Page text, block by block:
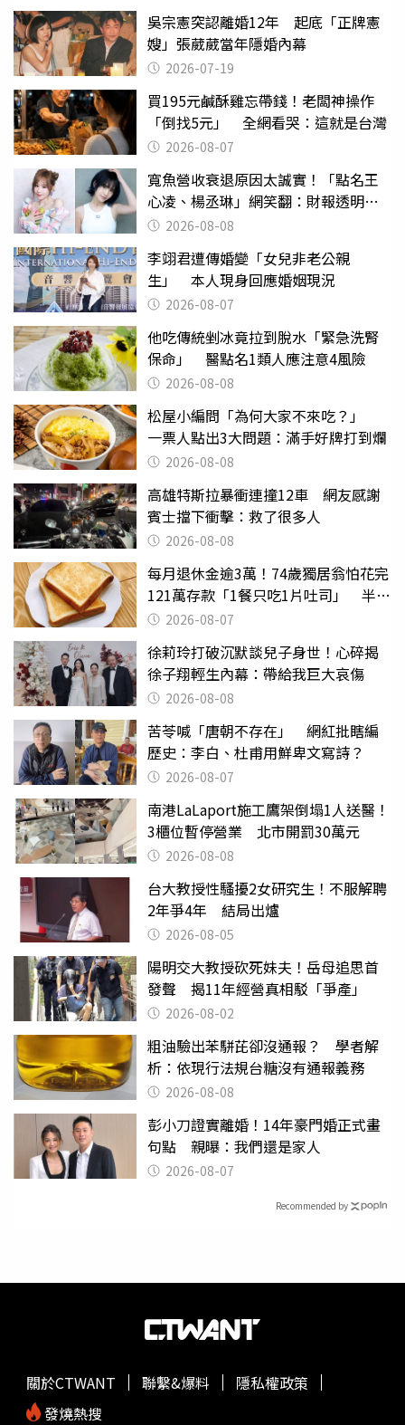
吳宗憲突認離婚12年 起底「正牌憲
嫂」張葳葳當年隱婚內幕
2026-07-19
買195元鹹酥雞忘帶錢！老闆神操作
「倒找5元」 全網看哭：這就是台灣
2026-08-07
寬魚營收衰退原因太誠實！「點名王
心凌、楊丞琳」網笑翻：財報透明度
滿分2026-08-08
李翊君遭傳婚變「女兒非老公親
生」 本人現身回應婚姻現況
2026-08-07
他吃傳統剉冰竟拉到脫水「緊急洗腎
保命」 醫點名1類人應注意4風險
2026-08-08
松屋小編問「為何大家不來吃？」
一票人點出3大問題：滿手好牌打到爛
2026-08-08
高雄特斯拉暴衝連撞12車 網友感謝
賓士擋下衝擊：救了很多人
2026-08-08
每月退休金逾3萬！74歲獨居翁怕花完
121萬存款「1餐只吃1片吐司」 半年
後暴瘦嚇壞女兒
2026-08-07
徐莉玲打破沉默談兒子身世！心碎揭
徐子翔輕生內幕：帶給我巨大哀傷
2026-08-08
苦苓喊「唐朝不存在」 網紅批瞎編
歷史：李白、杜甫用鮮卑文寫詩？
2026-08-07
南港LaLaport施工鷹架倒塌1人送醫！
3櫃位暫停營業 北市開罰30萬元
2026-08-08
台大教授性騷擾2女研究生！不服解聘
2年爭4年 結局出爐
2026-08-05
陽明交大教授砍死妹夫！岳母追思首
發聲 揭11年經營真相駁「爭產」
2026-08-02
粗油驗出苯駢芘卻沒通報？ 學者解
析：依現行法規台糖沒有通報義務
2026-08-08
彭小刀證實離婚！14年豪門婚正式畫
句點 親曝：我們還是家人
2026-08-07
Recommended by
關於CTWANT 聯繫&爆料
隱私權政策
發燒熱搜